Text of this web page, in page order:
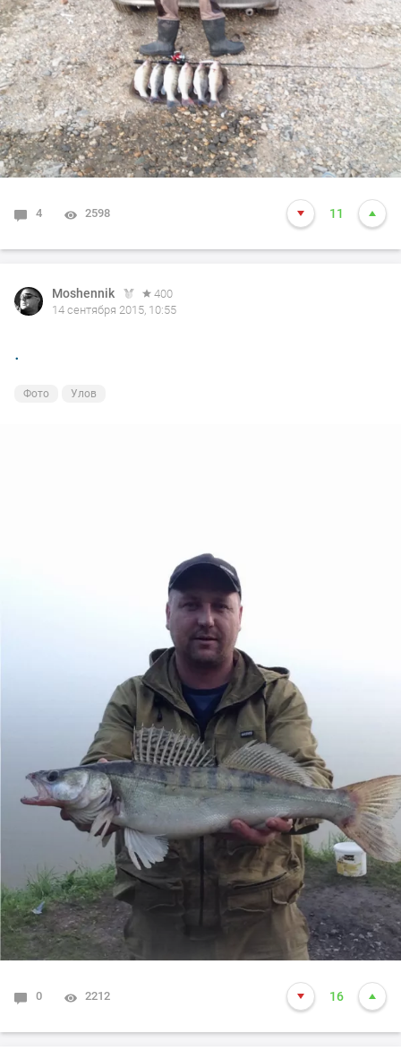
4 2598 11
Moshennik
400
14 сентября 2015, 10:55
.
Фото Улов
0 2212 16